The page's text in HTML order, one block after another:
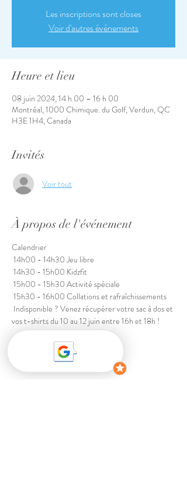
Les inscriptions sont closes
Voir d'autres événements
Heure et lieu
08 juin 2024, 14 h 00 – 16 h 00
Montréal, 1000 Chimique. du Golf, Verdun, QC
H3E 1H4, Canada
Invités
Voir tout
À propos de l'événement
Calendrier
14h00 - 14h30 Jeu libre
14h30 - 15h00 Kidzfit
15h00 - 15h30 Activité spéciale
15h30 - 16h00 Collations et rafraîchissements
vos t-shirts du 10 au 12 juin entre 16h et 18h !